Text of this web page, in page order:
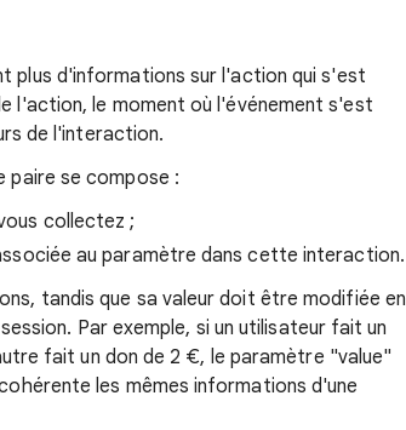
plus d'informations sur l'action qui s'est
l'action, le moment où l'événement s'est
de l'interaction.
paire se compose :
collectez ;
au paramètre dans cette interaction.
tandis que sa valeur doit être modifiée en
Par exemple, si un utilisateur fait un
fait un don de 2 €, le paramètre "value"
les mêmes informations d'une